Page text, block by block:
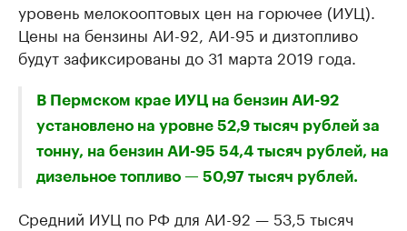
уровень мелокооптовых цен на горючее (ИУЦ).
Цены на бензины АИ-92, АИ-95 и дизтопливо
будут зафиксированы до 31 марта 2019 года.
В Пермском крае ИУЦ на бензин АИ-92
установлено на уровне 52,9 тысяч рублей за
тонну, на бензин АИ-95 54,4 тысяч рублей, на
дизельное топливо — 50,97 тысяч рублей.
Средний ИУЦ по РФ для АИ-92 — 53,5 тысяч